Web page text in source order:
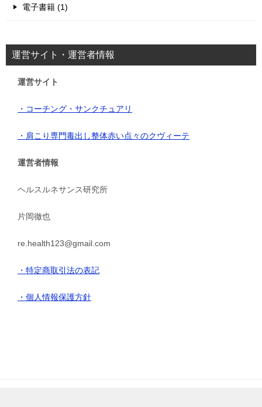
電子書籍 (1)
運営サイト・運営者情報
運営サイト
・コーチング・サンクチュアリ
・肩こり専門毒出し整体赤い点々のクヴィーテ
運営者情報
ヘルスルネサンス研究所
片岡徹也
re.health123@gmail.com
・特定商取引法の表記
・個人情報保護方針